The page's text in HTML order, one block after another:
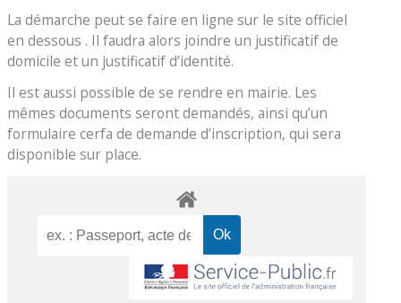
La démarche peut se faire en ligne sur le site officiel
en dessous . Il faudra alors joindre un justificatif de
domicile et un justificatif d’identité.
Il est aussi possible de se rendre en mairie. Les
mêmes documents seront demandés, ainsi qu’un
formulaire cerfa de demande d’inscription, qui sera
disponible sur place.